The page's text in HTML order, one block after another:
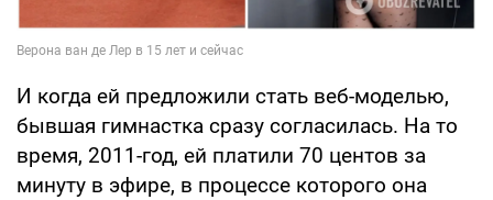
И когда ей предложили стать веб-моделью,
бывшая гимнастка сразу согласилась. На то
время, 2011-год, ей платили 70 центов за
минуту в эфире, в процессе которого она